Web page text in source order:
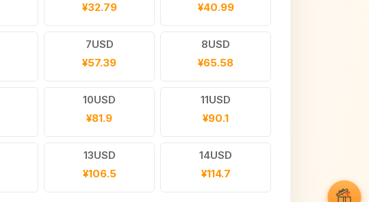
¥32.79
¥40.99
7USD
¥57.39
8USD
¥65.58
10USD
¥81.9
11USD
¥90.1
13USD
¥106.5
14USD
¥114.7